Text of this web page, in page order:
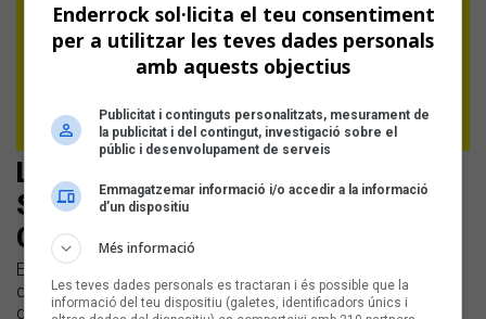
La desena i última preliminar del
Sona9 2026 viatja a Palma amb
Carol Hazas, Ulls Secs i Tebals
El teatre Mar i Terra acull el desè i darrer concert preliminar
del concurs aquest dimarts 23 de juny | Els 30 concursants
de la 26a edició del Sona9 han actuat en diverses sales de
Enderrock sol·licita el teu consentiment
per a utilitzar les teves dades personals
amb aquests objectius
Publicitat i continguts personalitzats, mesurament de
la publicitat i del contingut, investigació sobre el
públic i desenvolupament de serveis
Emmagatzemar informació i/o accedir a la informació
d’un dispositiu
Més informació
Les teves dades personals es tractaran i és possible que la
informació del teu dispositiu (galetes, identificadors únics i